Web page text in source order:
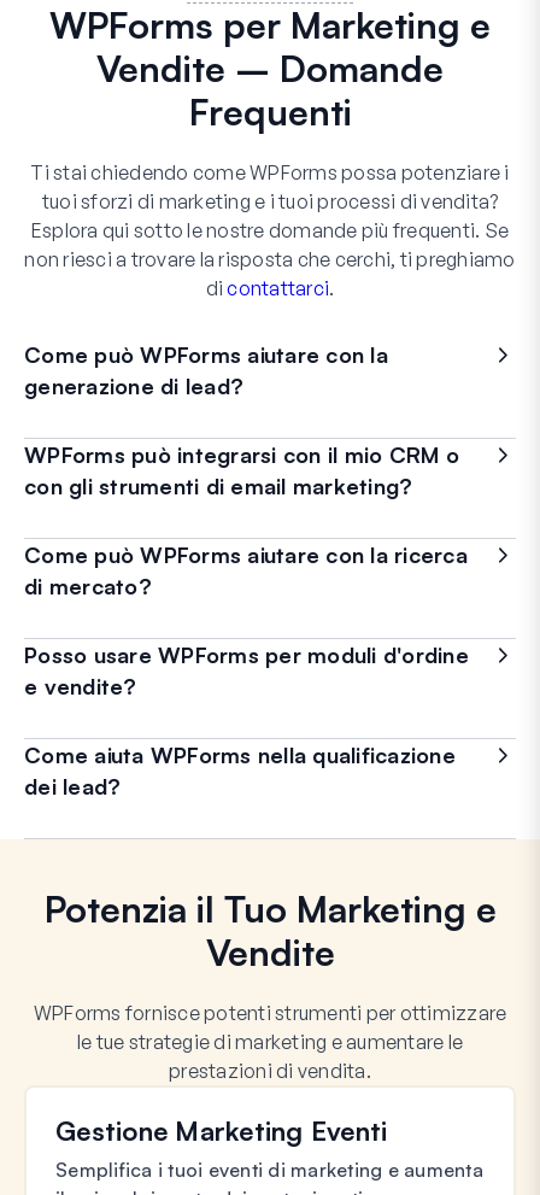
WPForms per Marketing e
Vendite – Domande
Frequenti
Ti stai chiedendo come WPForms possa potenziare i
tuoi sforzi di marketing e i tuoi processi di vendita?
Esplora qui sotto le nostre domande più frequenti. Se
non riesci a trovare la risposta che cerchi, ti preghiamo
dicontattarci.
Come può WPForms aiutare con la
generazione di lead?
WPForms può integrarsi con il mio CRM o
con gli strumenti di email marketing?
Come può WPForms aiutare con la ricerca
di mercato?
Posso usare WPForms per moduli d'ordine
e vendite?
Come aiuta WPForms nella qualificazione
dei lead?
Potenzia il Tuo Marketing e
Vendite
WPForms fornisce potenti strumenti per ottimizzare
le tue strategie di marketing e aumentare le
prestazioni di vendita.
Gestione Marketing Eventi
Semplifica i tuoi eventi di marketing e aumenta